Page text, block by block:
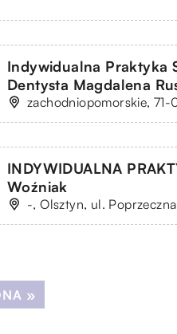
Indywidualna Praktyka
Dentysta Magdalena
zachodniopomorskie, 71-
INDYWIDUALNA
Woźniak
-, Olsztyn, ul.
»